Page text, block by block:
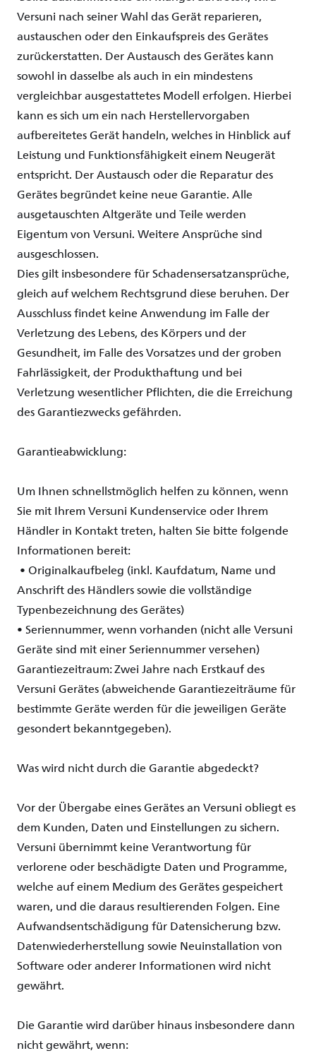
Versuni nachseiner Wahl dasGerätreparieren,
austauschenoderden EinkaufspreisdesGerätes
zurückerstatten. DerAustauschdesGeräteskann
sowohl indasselbealsauch inein mindestens
vergleichbarausgestattetesModellerfolgen. Hierbei
kannessich umein nach Herstellervorgaben
aufbereitetesGeräthandeln, welches in Hinblickauf
Leistung und FunktionsfähigkeiteinemNeugerät
entspricht. DerAustauschoderdie Reparatur des
GerätesbegründetkeineneueGarantie. Alle
ausgetauschtenAltgeräteundTeilewerden
EigentumvonVersuni.WeitereAnsprüchesind
ausgeschlossen.
Dies giltinsbesonderefürSchadensersatzansprüche,
gleichaufwelchemRechtsgrunddieseberuhen. Der
AusschlussfindetkeineAnwendung imFalle der
Verletzungdes Lebens, desKörpersund der
Gesundheit, imFalle desVorsatzesund dergroben
Fahrlässigkeit, der Produkthaftung und bei
VerletzungwesentlicherPflichten, diedieErreichung
desGarantiezwecksgefährden.
Garantieabwicklung:
Um Ihnen schnellstmöglich helfen zu können, wenn
Sie mit Ihrem Versuni Kundenservice oder Ihrem
Händler in Kontakt treten, halten Sie bitte folgende
Informationen bereit:
• Originalkaufbeleg (inkl. Kaufdatum, Name und
AnschriftdesHändlerssowiedievollständige
TypenbezeichnungdesGerätes)
• Seriennummer, wenn vorhanden (nicht alle Versuni
Geräte sind mit einer Seriennummer versehen)
Garantiezeitraum: Zwei Jahrenach Erstkaufdes
VersuniGerätes(abweichendeGarantiezeiträumefür
bestimmteGerätewerdenfür diejeweiligenGeräte
gesondertbekanntgegeben).
Waswird nichtdurchdieGarantieabgedeckt?
Vor der Übergabe eines Gerätes an Versuni obliegt es
dem Kunden, Daten und Einstellungen zu sichern.
Versuni übernimmt keine Verantwortung für
verlorene oder beschädigte Daten und Programme,
welche auf einem Medium des Gerätes gespeichert
waren, und die daraus resultierenden Folgen. Eine
Aufwandsentschädigung für Datensicherung bzw.
Datenwiederherstellung sowie Neuinstallation von
Software oder anderer Informationen wird nicht
gewährt.
Die Garantie wird darüber hinaus insbesondere dann
nicht gewährt, wenn: